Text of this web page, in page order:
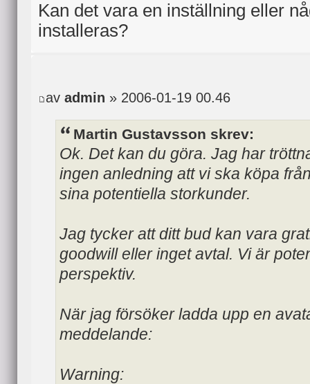
Kan det vara en inställning eller
installeras?
av admin » 2006-01-19 00.46
Martin Gustavsson skrev:
Ok. Det kan du göra. Jag har
ingen anledning att vi ska köpa
sina potentiella storkunder.
Jag tycker att ditt bud kan vara
goodwill eller inget avtal. Vi är
perspektiv.
När jag försöker ladda upp en
meddelande:
Warning: